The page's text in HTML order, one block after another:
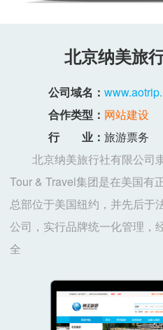
北京纳美旅
公司域名：
合作类型： 网站建设
行 业： 旅游票务
北京纳美旅行社有限公司
Tour & Travel集团是在美国有
总部位于美国纽约，并先后于
公司，实行品牌统一化管理，
全